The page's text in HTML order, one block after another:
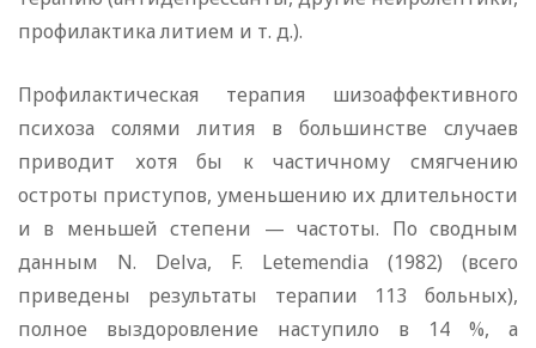
профилактика литием и т. д.).
Профилактическая терапия шизоаффективного
психоза солями лития в большинстве случаев
приводит хотя бы к частичному смягчению
остроты приступов, уменьшению их длительности
и в меньшей степени — частоты. По сводным
данным N. Delva, F. Letemendia (1982) (всего
приведены результаты терапии 113 больных),
полное выздоровление наступило в 14 %, а